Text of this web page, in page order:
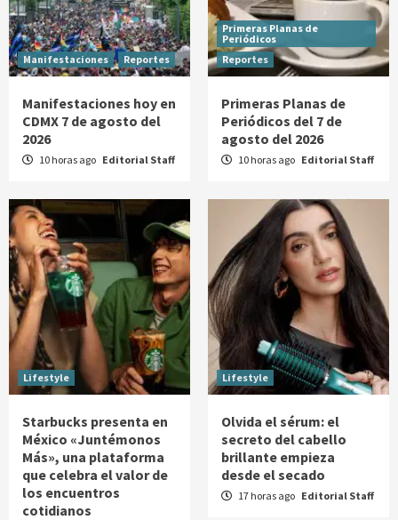
Manifestaciones Reportes
Manifestaciones hoy en
CDMX 7 de agosto del
2026
10 horas ago Editorial Staff
Primeras Planas de
Periódicos
Reportes
Primeras Planas de
Periódicos del 7 de
agosto del 2026
10 horas ago Editorial Staff
Lifestyle
Starbucks presenta en
México «Juntémonos
Más», una plataforma
que celebra el valor de
los encuentros
cotidianos
Lifestyle
Olvida el sérum: el
secreto del cabello
brillante empieza
desde el secado
17 horas ago Editorial Staff